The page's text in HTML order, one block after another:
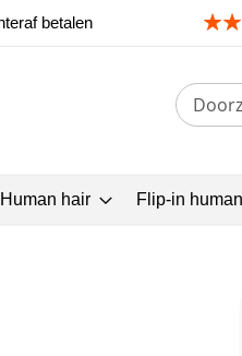
betalen
Search
hair Flip-in